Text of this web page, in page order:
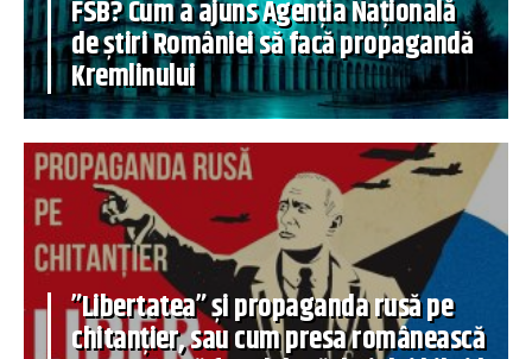
FSB? Cum a ajuns Agenția Națională
de știri României să facă propagandă
Kremlinului
”Libertatea” și propaganda rusă pe
chitanțier, sau cum presa românească